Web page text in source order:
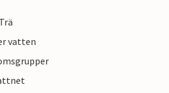
vatten